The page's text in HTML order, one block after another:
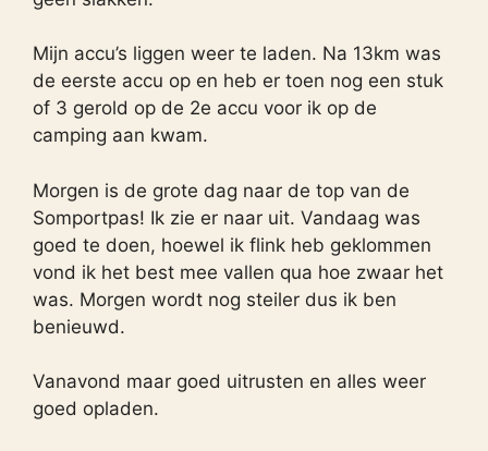
Mijn accu’s liggen weer te laden. Na 13km was
de eerste accu op en heb er toen nog een stuk
of 3 gerold op de 2e accu voor ik op de
camping aan kwam.
Morgen is de grote dag naar de top van de
Somportpas! Ik zie er naar uit. Vandaag was
goed te doen, hoewel ik flink heb geklommen
vond ik het best mee vallen qua hoe zwaar het
was. Morgen wordt nog steiler dus ik ben
benieuwd.
Vanavond maar goed uitrusten en alles weer
goed opladen.